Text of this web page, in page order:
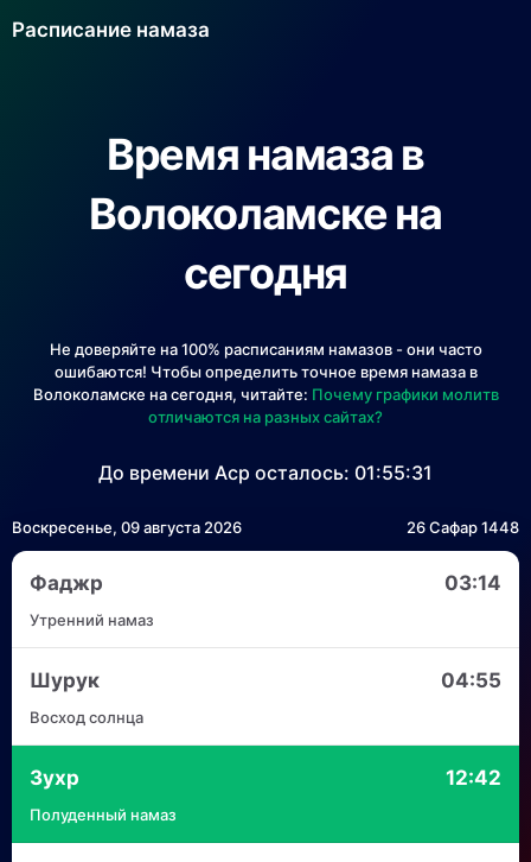
Расписание намаза
Время намаза в
Волоколамске на
сегодня
Не доверяйте на 100% расписаниям намазов - они часто
ошибаются! Чтобы определить точное время намаза в
Волоколамске на сегодня, читайте: Почему графики молитв
отличаются на разных сайтах?
До времени Аср осталось: 01:55:31
Воскресенье, 09 августа 2026 26 Сафар 1448
Фаджр 03:14
Утренний намаз
Шурук 04:55
Восход солнца
Зухр 12:42
Полуденный намаз